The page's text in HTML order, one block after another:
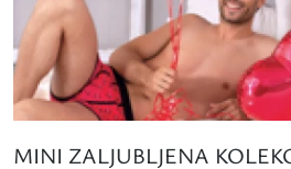
MINI ZALJUBLJENA